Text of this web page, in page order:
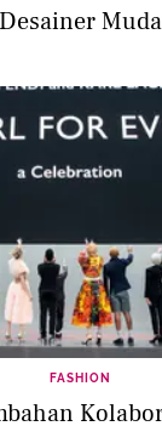
Desainer Muda
FASHION